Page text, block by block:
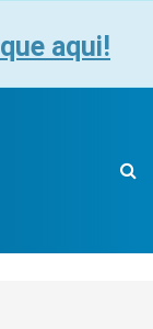
aqui!